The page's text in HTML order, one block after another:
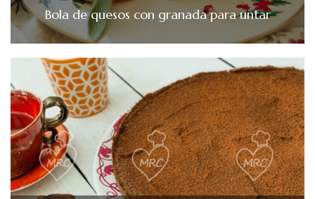
Bola de quesos con granada para untar